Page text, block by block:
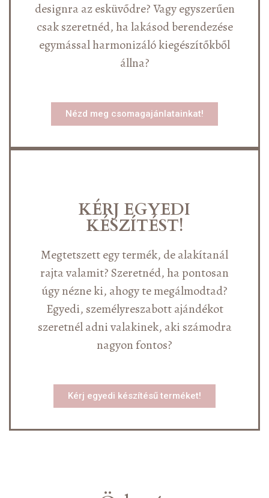
designra az esküvődre? Vagy egyszerűen
csak szeretnéd, ha lakásod berendezése
egymással harmonizáló kiegészítőkből
állna?
Nézd meg csomagajánlatainkat!
KÉRJ EGYEDI
KÉSZÍTÉST!
Megtetszett egy termék, de alakítanál
rajta valamit? Szeretnéd, ha pontosan
úgy nézne ki, ahogy te megálmodtad?
Egyedi, személyreszabott ajándékot
szeretnél adni valakinek, aki számodra
nagyon fontos?
Kérj egyedi készítésű terméket!